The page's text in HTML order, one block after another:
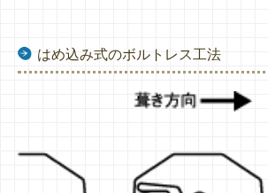
はめ込み式のボルトレス工法